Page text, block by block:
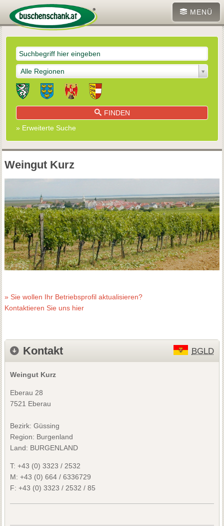
MENÜ
Alle Regionen
FINDEN
» Erweiterte Suche
Weingut Kurz
» Sie wollen Ihr Betriebsprofil aktualisieren?
Kontaktieren Sie uns hier
Kontakt BGLD
Weingut Kurz
Eberau 28
7521 Eberau
Bezirk: Güssing
Region: Burgenland
Land: BURGENLAND
T: +43 (0) 3323 / 2532
M: +43 (0) 664 / 6336729
F: +43 (0) 3323 / 2532 / 85